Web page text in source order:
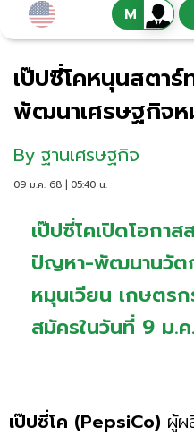
เป๊ปซี่โคหนุนสตา
พัฒนาเศรษฐกิจห
By ฐานเศรษฐกิจ
09 ม.ค. 68 | 05:40 น.
เป๊ปซี่โคเปิดโอกา
ปัญหา-พัฒนานวัต
หมุนเวียน เกษตร
สมัครในวันที่ 9 ม.
เป๊ปซี่โค (PepsiCo) ผู้ผ